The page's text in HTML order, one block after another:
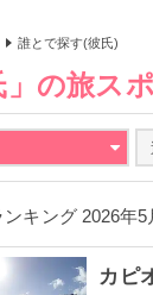
誰とで探す(彼氏)
」の旅ス
ンキング 2026年
カピ